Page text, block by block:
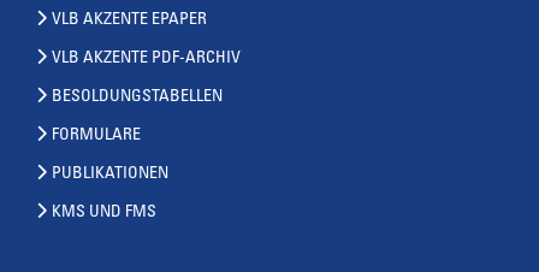
VLB AKZENTE EPAPER
VLB AKZENTE PDF-ARCHIV
BESOLDUNGSTABELLEN
FORMULARE
PUBLIKATIONEN
KMS UND FMS